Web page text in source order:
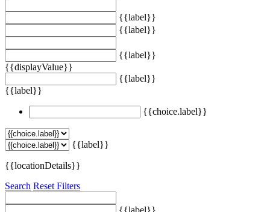
{{label}}
{{label}}
{{label}}
{{displayValue}}
{{label}}
{{label}}
{{choice.label}}
{{label}}
{{locationDetails}}
Search Reset Filters
{{label}}